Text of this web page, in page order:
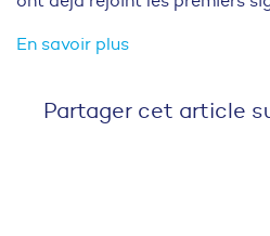
En savoir plus
Partager cet article